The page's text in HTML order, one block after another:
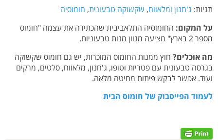
תגיות: ג'חנון ומלאווח, שקשוקה טבעונית, חומוסיה
על המקום: החומוסיה התלאביבית שהכתירה את עצמה "חומוס
מספר 2 בארץ" מציעה מגוון מנות טבעוניות.
מה אוכלים? חוץ ממנות החומוס המוכרות, יש גם חומוס שקשוקה
בגרסה טבעונית עם פטריות וטופו, ג'חנון, מלאווח, סלטים, מרקים
ועוד. אפשר לבקש פיתות מחיטה מלאה.
לעמוד הפייסבוק של חומוס הבית